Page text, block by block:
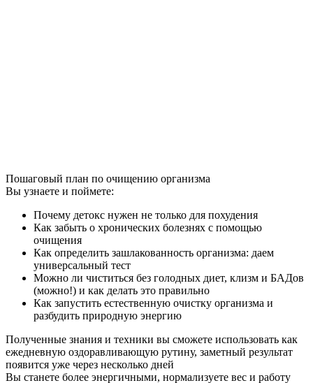
Пошаговый план по очищению организма
Вы узнаете и поймете:
Почему детокс нужен не только для похудения
Как забыть о хронических болезнях с помощью
очищения
Как определить зашлакованность организма: даем
универсальный тест
Можно ли чиститься без голодных диет, клизм и БАДов
(можно!) и как делать это правильно
Как запустить естественную очистку организма и
разбудить природную энергию
Полученные знания и техники вы сможете использовать как
ежедневную оздоравливающую рутину, заметный результат
появится уже через несколько дней
Вы станете более энергичными, нормализуете вес и работу